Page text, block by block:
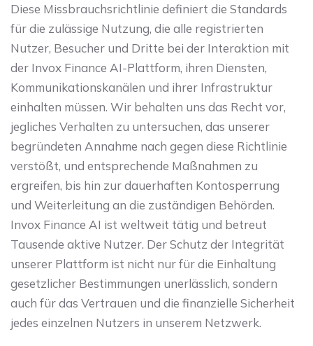
Diese Missbrauchsrichtlinie definiert die Standards
für die zulässige Nutzung, die alle registrierten
Nutzer, Besucher und Dritte bei der Interaktion mit
der Invox Finance AI-Plattform, ihren Diensten,
Kommunikationskanälen und ihrer Infrastruktur
einhalten müssen. Wir behalten uns das Recht vor,
jegliches Verhalten zu untersuchen, das unserer
begründeten Annahme nach gegen diese Richtlinie
verstößt, und entsprechende Maßnahmen zu
ergreifen, bis hin zur dauerhaften Kontosperrung
und Weiterleitung an die zuständigen Behörden.
Invox Finance AI ist weltweit tätig und betreut
Tausende aktive Nutzer. Der Schutz der Integrität
unserer Plattform ist nicht nur für die Einhaltung
gesetzlicher Bestimmungen unerlässlich, sondern
auch für das Vertrauen und die finanzielle Sicherheit
jedes einzelnen Nutzers in unserem Netzwerk.